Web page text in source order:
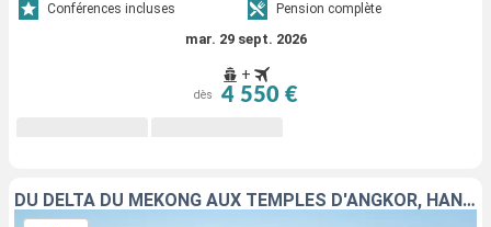
Conférences incluses
Pension complète
mar. 29 sept. 2026
+
dès 4 550 €
DU DELTA DU MÉKONG AUX TEMPLES D'ANGKOR, HANOÏ ET LA BAIE D'ALONG (FORMULE PORT/PORT)